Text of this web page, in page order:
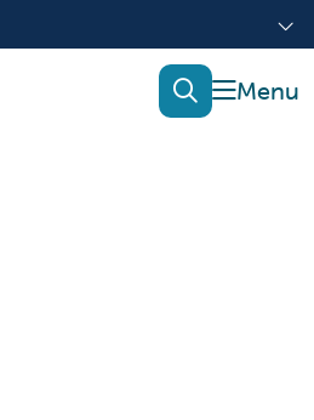
show
search